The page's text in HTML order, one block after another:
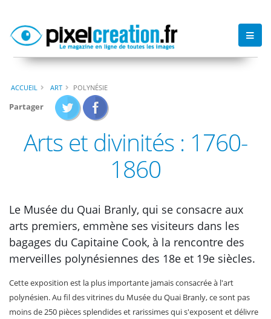
ACCUEIL ART POLYNÉSIE
Partager
Arts et divinités : 1760-
1860
Le Musée du Quai Branly, qui se consacre aux
arts premiers, emmène ses visiteurs dans les
bagages du Capitaine Cook, à la rencontre des
merveilles polynésiennes des 18e et 19e siècles.
Cette exposition est la plus importante jamais consacrée à l'art
polynésien. Au fil des vitrines du Musée du Quai Branly, ce sont pas
moins de 250 pièces splendides et rarissimes qui s'exposent et délivre